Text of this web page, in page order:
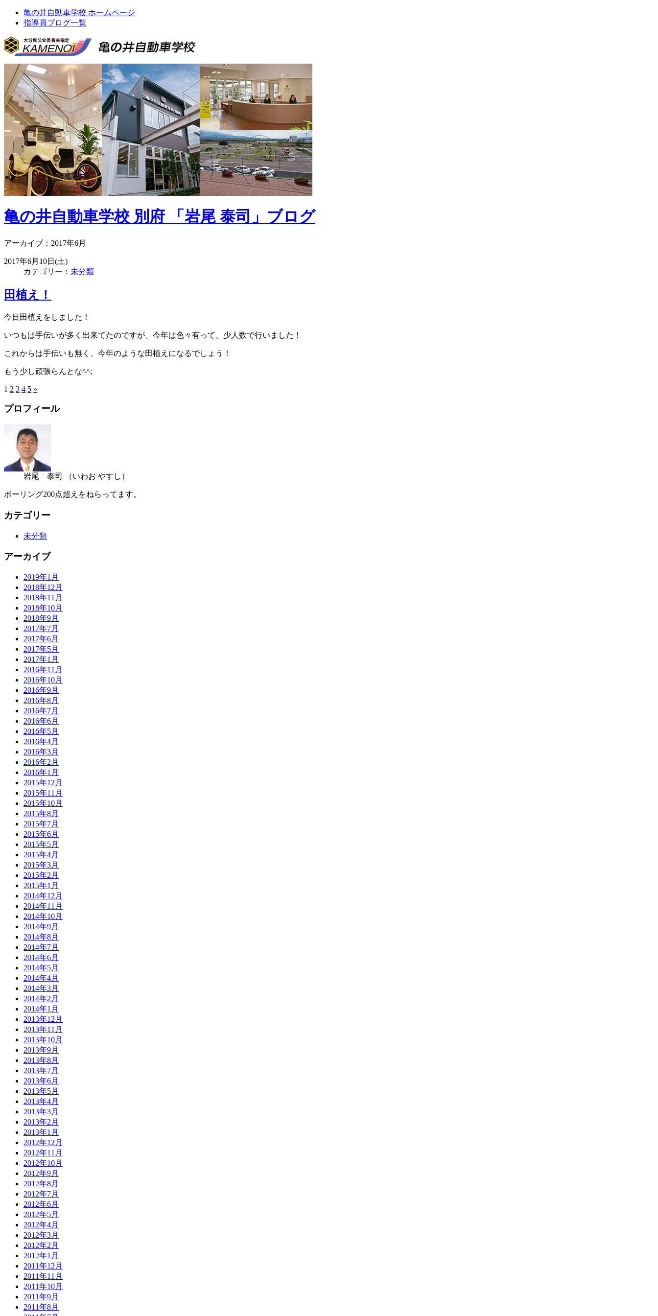
亀の井自動車学校 ホームページ
指導員ブログ一覧
亀の井自動車学校 別府 「岩尾 泰司」ブログ
アーカイブ：2017年6月
2017年6月10日(土)
カテゴリー： 未分類
田植え！
今日田植えをしました！
いつもは手伝いが多く出来てたのですが、今年は色々有って、少人数で行いました！
これからは手伝いも無く、今年のような田植えになるでしょう！
もう少し頑張らんとな^^;
1 2 3 4 5 »
プロフィール
岩尾 泰司 （いわお やすし）
ボーリング200点超えをねらってます。
カテゴリー
未分類
アーカイブ
2019年1月
2018年12月
2018年11月
2018年10月
2018年9月
2017年7月
2017年6月
2017年5月
2017年1月
2016年11月
2016年10月
2016年9月
2016年8月
2016年7月
2016年6月
2016年5月
2016年4月
2016年3月
2016年2月
2016年1月
2015年12月
2015年11月
2015年10月
2015年8月
2015年7月
2015年6月
2015年5月
2015年4月
2015年3月
2015年2月
2015年1月
2014年12月
2014年11月
2014年10月
2014年9月
2014年8月
2014年7月
2014年6月
2014年5月
2014年4月
2014年3月
2014年2月
2014年1月
2013年12月
2013年11月
2013年10月
2013年9月
2013年8月
2013年7月
2013年6月
2013年5月
2013年4月
2013年3月
2013年2月
2013年1月
2012年12月
2012年11月
2012年10月
2012年9月
2012年8月
2012年7月
2012年6月
2012年5月
2012年4月
2012年3月
2012年2月
2012年1月
2011年12月
2011年11月
2011年10月
2011年9月
2011年8月